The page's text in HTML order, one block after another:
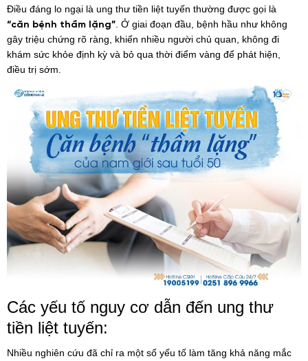
Điều đáng lo ngại là ung thư tiền liệt tuyến thường được gọi là
“căn bệnh thầm lặng” . Ở giai đoạn đầu, bệnh hầu như không
gây triệu chứng rõ ràng, khiến nhiều người chủ quan, không đi
khám sức khỏe định kỳ và bỏ qua thời điểm vàng để phát hiện,
điều trị sớm.
Các yếu tố nguy cơ dẫn đến ung thư
tiền liệt tuyến:
Nhiều nghiên cứu đã chỉ ra một số yếu tố làm tăng khả năng mắc